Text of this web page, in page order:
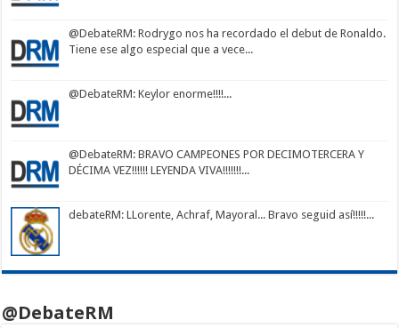
@DebateRM: Rodrygo nos ha recordado el debut de Ronaldo.
Tiene ese algo especial que a vece...
@DebateRM: Keylor enorme!!!!...
@DebateRM: BRAVO CAMPEONES POR DECIMOTERCERA Y
DÉCIMA VEZ!!!!!! LEYENDA VIVA!!!!!!!...
debateRM: LLorente, Achraf, Mayoral... Bravo seguid así!!!!!...
@DebateRM